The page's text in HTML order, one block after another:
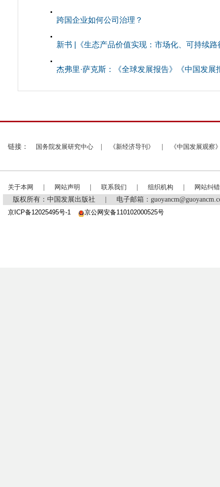
跨国企业如何公司治理？
新书 |《生态产品价值实现：市场化、可持续路
杰弗里·萨克斯：《全球发展报告》《中国发
链接： 国务院发展研究中心 《新经济导刊》 《中国发展观察
关于本网 网站声明 联系我们 组织机构
网站纠错
版权所有：中国发展出版社
电子邮箱：
京ICP备12025495号-1
京公网安备110102000525号